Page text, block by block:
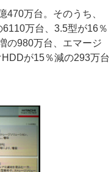
万台。そのうち、
万台、3.5型が16％
の980万台、エマージ
が15％減の293万台